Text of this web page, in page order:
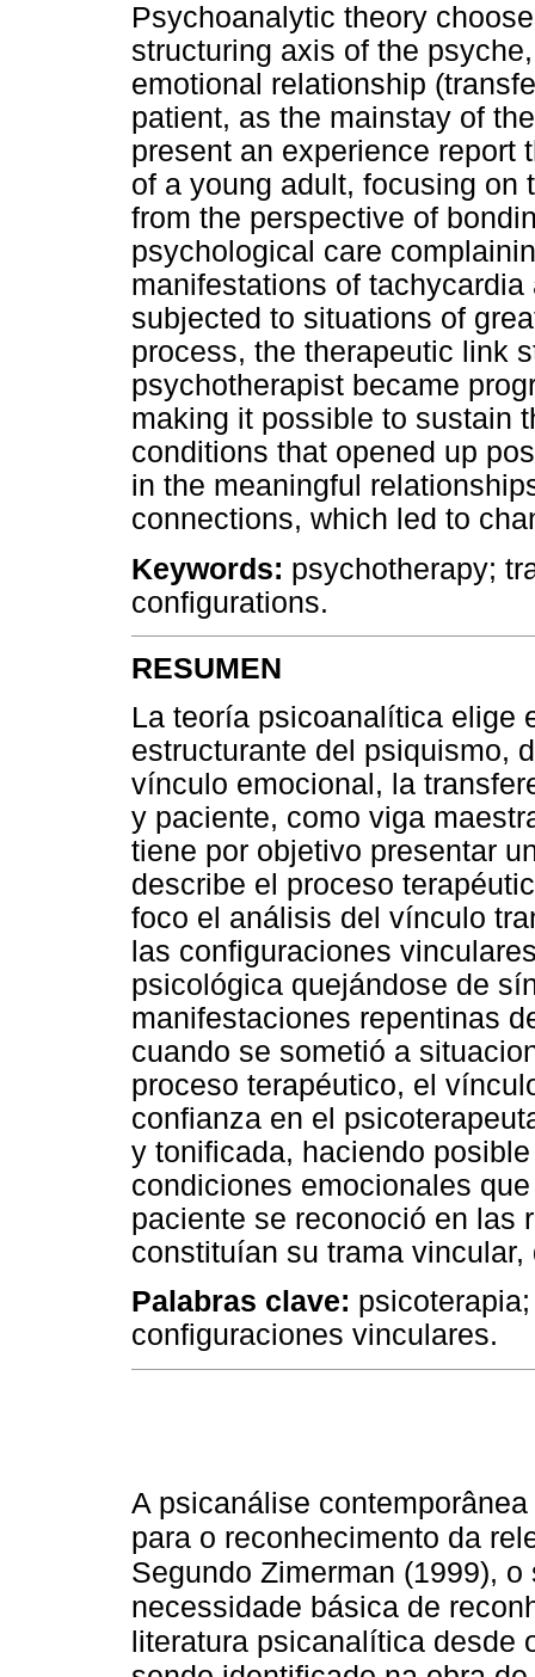
Psychoanalytic theory
structuring axis of the
emotional relationship
patient, as the mainstay of
present an experience report
of a young adult, focusing on
from the perspective of
psychological care
manifestations of
subjected to situations of
process, the therapeutic link
psychotherapist became
making it possible to sustain
conditions that opened up
in the meaningful
connections, which led to
Keywords: psychotherapy;
configurations.
RESUMEN
La teoría psicoanalítica elige
estructurante del psiquismo,
vínculo emocional, la
y paciente, como viga
tiene por objetivo presentar
describe el proceso
foco el análisis del vínculo
las configuraciones
psicológica quejándose de
manifestaciones repentinas
cuando se sometió a
proceso terapéutico, el
confianza en el
y tonificada, haciendo
condiciones emocionales
paciente se reconoció en las
constituían su trama
Palabras clave:
configuraciones vinculares.
A psicanálise
para o reconhecimento da
Segundo Zimerman (1999),
necessidade básica de
literatura psicanalítica desde